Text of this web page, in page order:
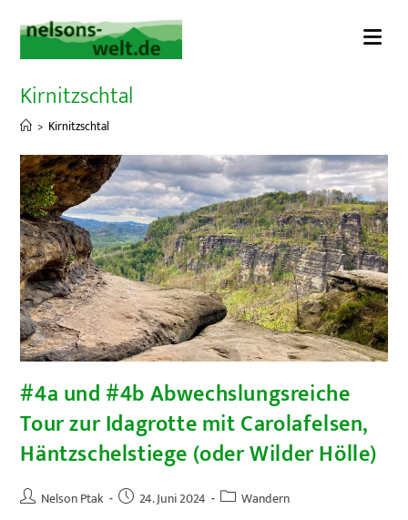
Inhalt
springen
Kirnitzschtal
> Kirnitzschtal
#4a und #4b Abwechslungsreiche
Tour zur Idagrotte mit Carolafelsen,
Häntzschelstiege (oder Wilder Hölle)
Beitrags-
Nelson Ptak
Beitrag24. Juni 2024
Beitrags-
Wandern